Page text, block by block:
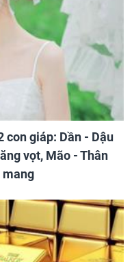
con giáp: Dần - Dậu
vọt, Mão - Thân
mang